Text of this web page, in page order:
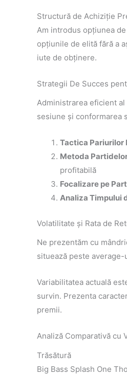
Structură de Achiziție
Am introdus opțiunea
opțiunile de elită fără a
iute de obținere.
Strategii De Succes
Administrarea eficient
sesiune și conformarea
Tactica Pariurilor
Metoda
profitabilă
Focalizare pe
Analiza Timpului
Volatilitate și Rata de
Ne prezentăm cu
situează peste
Variabilitatea actuală
survin. Prezenta
premii.
Analiză Comparativă cu
Trăsătură
Big Bass Splash One